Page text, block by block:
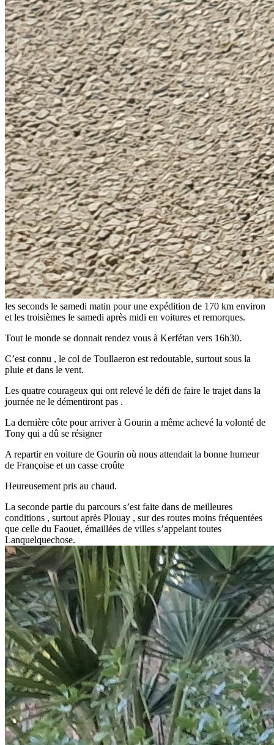
les seconds le samedi matin pour une expédition de 170 km environ
et les troisièmes le samedi après midi en voitures et remorques.
Tout le monde se donnait rendez vous à Kerfétan vers 16h30.
C’est connu , le col de Toullaeron est redoutable, surtout sous la
pluie et dans le vent.
Les quatre courageux qui ont relevé le défi de faire le trajet dans la
journée ne le démentiront pas .
La dernière côte pour arriver à Gourin a même achevé la volonté de
Tony qui a dû se résigner
A repartir en voiture de Gourin où nous attendait la bonne humeur
de Françoise et un casse croûte
Heureusement pris au chaud.
La seconde partie du parcours s’est faite dans de meilleures
conditions , surtout après Plouay , sur des routes moins fréquentées
que celle du Faouet, émaillées de villes s’appelant toutes
Lanquelquechose.